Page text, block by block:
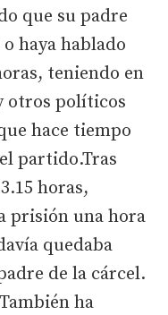
que su padre
haya hablado
teniendo en
otros políticos
hace tiempo
partido.Tras
horas,
prisión una hora
quedaba
de la cárcel.
ha